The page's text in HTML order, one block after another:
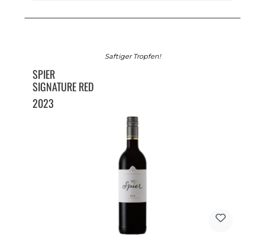
Saftiger Tropfen!
SPIER
SIGNATURE RED
2023